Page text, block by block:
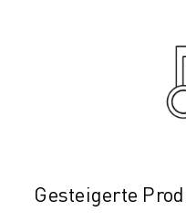
MATERIALHANDHABUNG
LACKIEREN
Gesteigerte